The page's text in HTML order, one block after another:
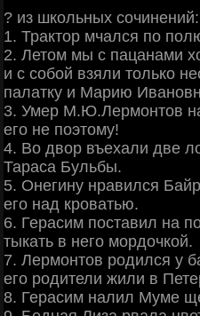
? из школьных сочинений:
1. Трактор мчался по
2. Летом мы с пацанами
и с собой взяли только
палатку и Марию
3. Умер М.Ю.Лермонтов
его не поэтому!
4. Во двор въехали две
Тараса Бульбы.
5. Онегину нравился
его над кроватью.
6. Герасим поставил на
тыкать в него мордочкой.
7. Лермонтов родился у
его родители жили в
8. Герасим налил Муме